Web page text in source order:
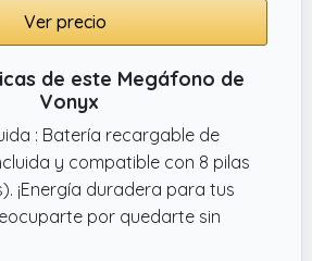
Ver precio
de este Megáfono de
Vonyx
: Batería recargable de
y compatible con 8 pilas
¡Energía duradera para tus
por quedarte sin